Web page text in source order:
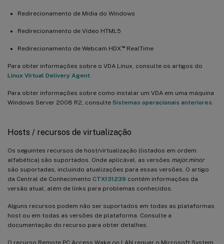
Redirecionamento de Mídia do Windows
Redirecionamento de Vídeo HTML5
Redirecionamento de Webcam HDX ™RealTime
Para obter informações sobre o VDA Linux, consulte os artigos do
Linux Virtual Delivery Agent
Para obter informações sobre como instalar um VDA em uma máquina
Windows Server 2008 R2, consulte Sistemas operacionais anteriores
Hosts / recursos de virtualização
Os seguintes recursos de host/virtualização (listados em ordem
alfabética) são suportados. Onde aplicável, as versões major.minor
são suportadas, incluindo atualizações para essas versões. O artigo
da Central de Conhecimento CTX131239 contém informações da
versão atual, além de links para problemas conhecidos.
Alguns recursos podem não ser suportados em todas as plataformas
host ou em todas as versões de plataforma. Consulte a
documentação do recurso para obter detalhes.
O recurso Remote PC Access Wake on LAN requer o Microsoft System